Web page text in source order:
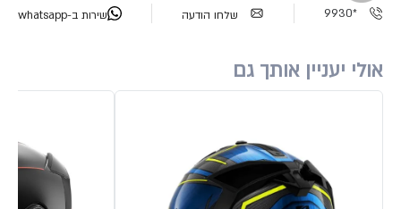
*9930
שלחו הודעה שירות ב-whatsapp
אולי יעניין אותך גם